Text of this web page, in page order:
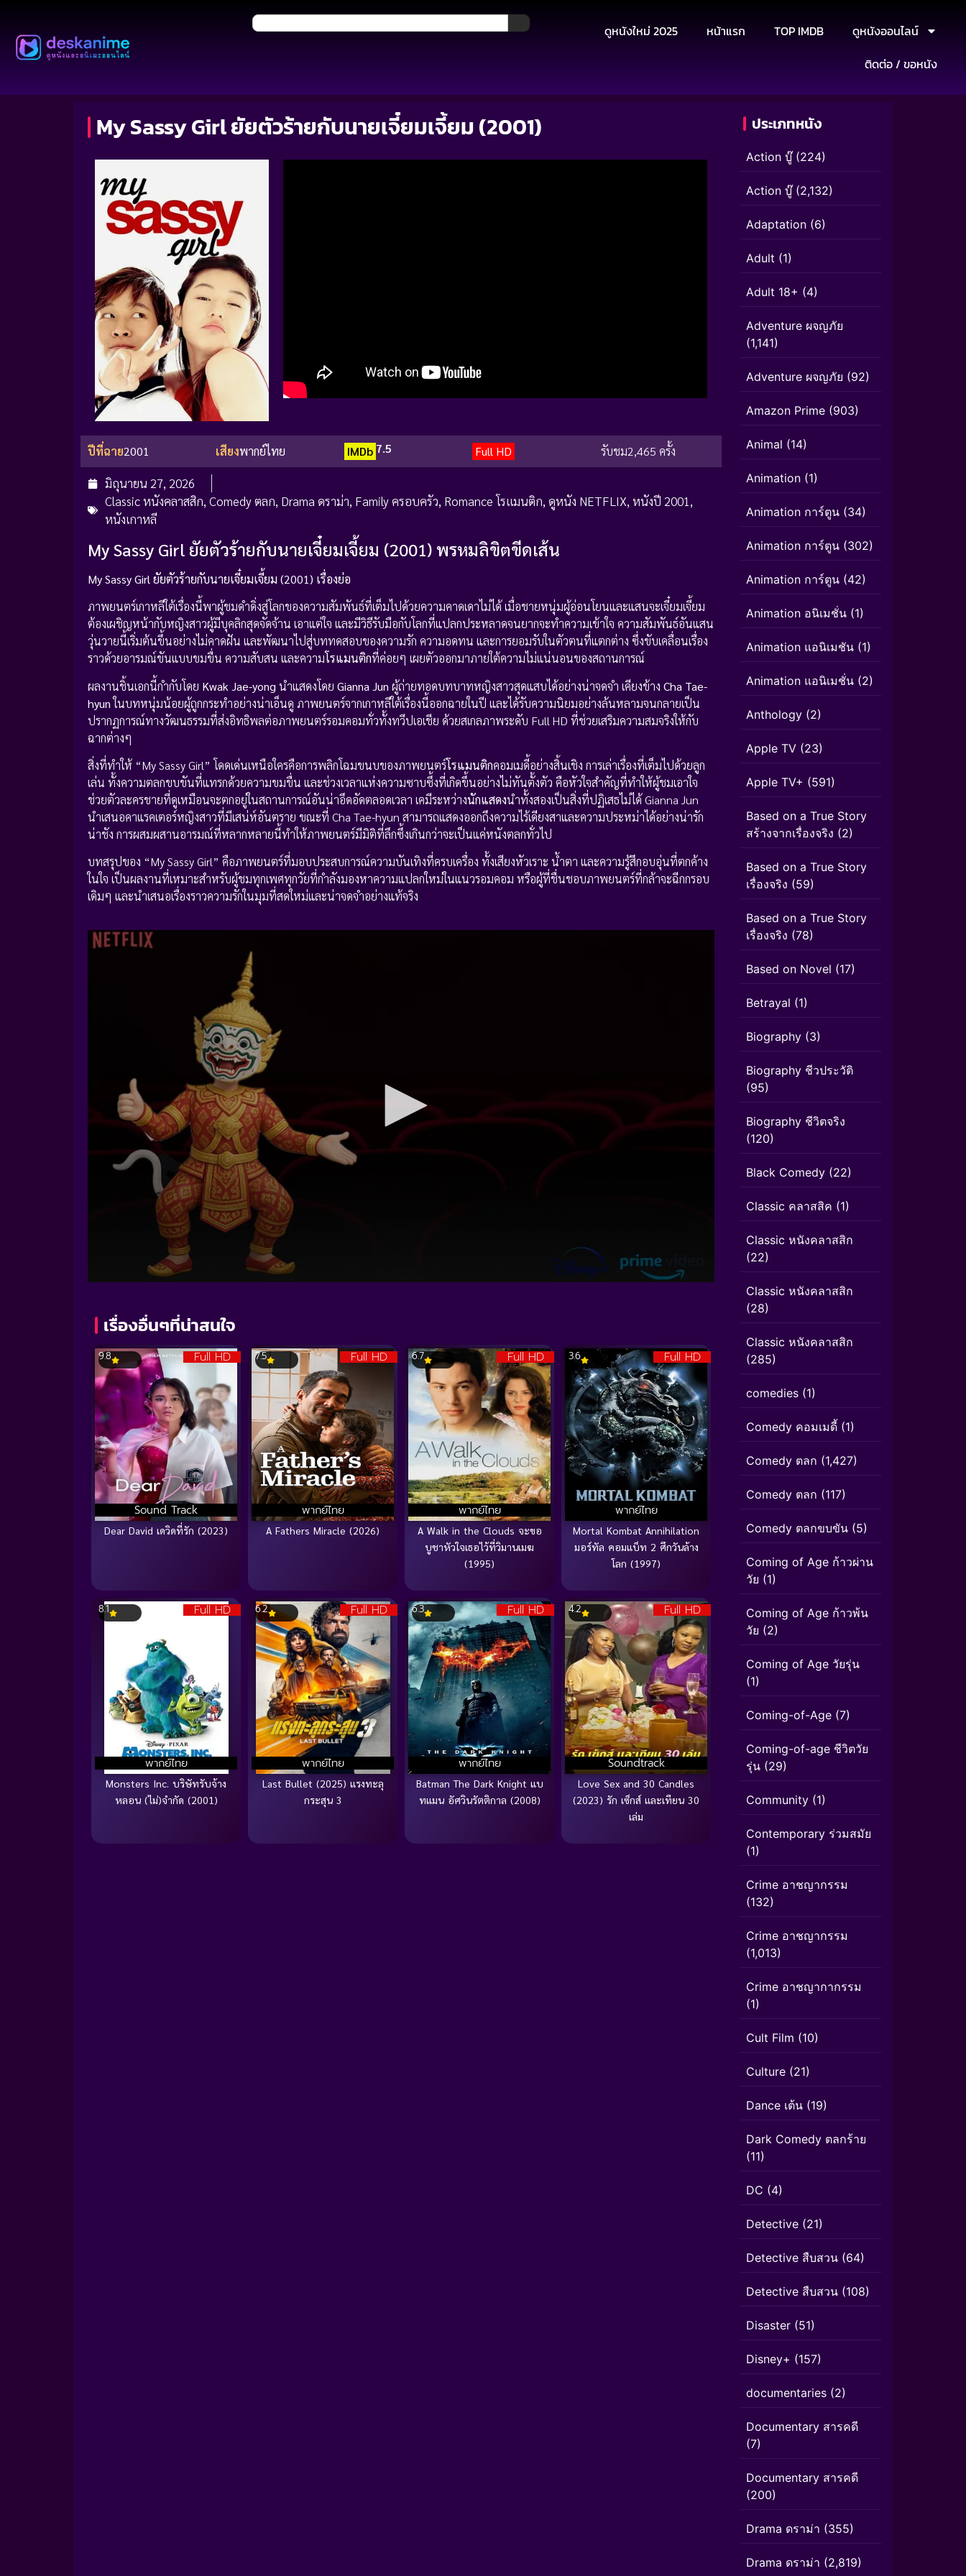
ดูหนังใหม่ 2025 หน้าแรก TOP IMDB
ดูหนังออนไลน์
ติดต่อ / ขอหนัง
My Sassy Girl ยัยตัวร้ายกับนายเจี๋ยมเจี้ยม (2001)
ปีที่ฉาย2001 เสียงพากย์ไทย IMDb 7.5 Full HD รับชม2,465 ครั้ง
มิถุนายน 27, 2026
Classic หนังคลาสสิก, Comedy ตลก, Drama ดราม่า, Family ครอบครัว, Romance โรแมนติก, ดูหนัง NETFLIX, หนังปี 2001,
หนังเกาหลี
My Sassy Girl ยัยตัวร้ายกับนายเจี๋ยมเจี้ยม (2001) พรหมลิขิตขีดเส้น
My Sassy Girl ยัยตัวร้ายกับนายเจี๋ยมเจี้ยม (2001) เรื่องย่อ
ภาพยนตร์เกาหลีใต้เรื่องนี้พาผู้ชมดำดิ่งสู่โลกของความสัมพันธ์ที่เต็มไปด้วยความคาดเดาไม่ได้ เมื่อชายหนุ่มผู้อ่อนโยนและแสนจะเจี๋ยมเจี้ยม
ต้องเผชิญหน้ากับหญิงสาวผู้มีบุคลิกสุดจัดจ้าน เอาแต่ใจ และมีวิธีรับมือกับโลกที่แปลกประหลาดจนยากจะทำความเข้าใจ ความสัมพันธ์อันแสน
วุ่นวายนี้เริ่มต้นขึ้นอย่างไม่คาดฝัน และพัฒนาไปสู่บททดสอบของความรัก ความอดทน และการยอมรับในตัวตนที่แตกต่าง ซึ่งขับเคลื่อนเรื่อง
ราวด้วยอารมณ์ขันแบบขมขื่น ความสับสน และความโรแมนติกที่ค่อยๆ เผยตัวออกมาภายใต้ความไม่แน่นอนของสถานการณ์
ผลงานชิ้นเอกนี้กำกับโดย Kwak Jae-yong นำแสดงโดย Gianna Jun ผู้ถ่ายทอดบทบาทหญิงสาวสุดแสบได้อย่างน่าจดจำ เคียงข้าง Cha Tae-
hyunในบทหนุ่มน้อยผู้ถูกกระทำอย่างน่าเอ็นดู ภาพยนตร์จากเกาหลีใต้เรื่องนี้ออกฉายในปี และได้รับความนิยมอย่างล้นหลามจนกลายเป็น
ปรากฏการณ์ทางวัฒนธรรมที่ส่งอิทธิพลต่อภาพยนตร์รอมคอมทั่วทั้งทวีปเอเชีย ด้วยสเกลภาพระดับ Full HD ที่ช่วยเสริมความสมจริงให้กับ
ฉากต่างๆ
สิ่งที่ทำให้ “My Sassy Girl” โดดเด่นเหนือใครคือการพลิกโฉมขนบของภาพยนตร์โรแมนติกคอมเมดี้อย่างสิ้นเชิง การเล่าเรื่องที่เต็มไปด้วยลูก
เล่น ทั้งความตลกขบขันที่แทรกด้วยความขมขื่น และช่วงเวลาแห่งความซาบซึ้งที่เกิดขึ้นอย่างไม่ทันตั้งตัว คือหัวใจสำคัญที่ทำให้ผู้ชมเอาใจ
ช่วยตัวละครชายที่ดูเหมือนจะตกอยู่ในสถานการณ์อันน่าอึดอัดตลอดเวลา เคมีระหว่างนักแสดงนำทั้งสองเป็นสิ่งที่ปฏิเสธไม่ได้ Gianna Jun
นำเสนอคาแรคเตอร์หญิงสาวที่มีเสน่ห์อันตราย ขณะที่ Cha Tae-hyun สามารถแสดงออกถึงความไร้เดียงสาและความประหม่าได้อย่างน่ารัก
น่าชัง การผสมผสานอารมณ์ที่หลากหลายนี้ทำให้ภาพยนตร์มีมิติที่ลึกซึ้งเกินกว่าจะเป็นแค่หนังตลกทั่วไป
บทสรุปของ “My Sassy Girl” คือภาพยนตร์ที่มอบประสบการณ์ความบันเทิงที่ครบเครื่อง ทั้งเสียงหัวเราะ น้ำตา และความรู้สึกอบอุ่นที่ตกค้าง
ในใจ เป็นผลงานที่เหมาะสำหรับผู้ชมทุกเพศทุกวัยที่กำลังมองหาความแปลกใหม่ในแนวรอมคอม หรือผู้ที่ชื่นชอบภาพยนตร์ที่กล้าจะฉีกกรอบ
เดิมๆ และนำเสนอเรื่องราวความรักในมุมที่สดใหม่และน่าจดจำอย่างแท้จริง
เรื่องอื่นๆที่น่าสนใจ
Full HD
Sound Track
9.8
Dear David เดวิดที่รัก (2023)
Full HD
พากย์ไทย
7.5
A Fathers Miracle (2026)
Full HD
พากย์ไทย
6.7
A Walk in the Clouds จะขอ
บูชาหัวใจเธอไว้ที่วิมานเมฆ
(1995)
Full HD
พากย์ไทย
3.6
Mortal Kombat Annihilation
มอร์ทัล คอมแบ็ท 2 ศึกวันล้าง
โลก (1997)
Full HD
พากย์ไทย
8.1
Monsters Inc. บริษัทรับจ้าง
หลอน (ไม่)จำกัด (2001)
Full HD
พากย์ไทย
6.2
Last Bullet (2025) แรงทะลุ
กระสุน 3
Full HD
พากย์ไทย
6.3
Batman The Dark Knight แบ
ทแมน อัศวินรัตติกาล (2008)
Full HD
Soundtrack
4.2
Love Sex and 30 Candles
(2023) รัก เซ็กส์ และเทียน 30
เล่ม
ประเภทหนัง
Action บู๊(224)
Action บู๊(2,132)
Adaptation (6)
Adult (1)
Adult 18+ (4)
Adventure ผจญภัย
(1,141)
Adventure ผจญภัย (92)
Amazon Prime (903)
Animal (14)
Animation (1)
Animation การ์ตูน (34)
Animation การ์ตูน (302)
Animation การ์ตูน (42)
Animation อนิเมชั่น (1)
Animation แอนิเมชัน (1)
Animation แอนิเมชั่น (2)
Anthology (2)
Apple TV (23)
Apple TV+ (591)
Based on a True Story
สร้างจากเรื่องจริง (2)
Based on a True Story
เรื่องจริง (59)
Based on a True Story
เรื่องจริง (78)
Based on Novel (17)
Betrayal (1)
Biography (3)
Biography ชีวประวัติ
(95)
Biography ชีวิตจริง
(120)
Black Comedy (22)
Classic คลาสสิค (1)
Classic หนังคลาสสิก
(22)
Classic หนังคลาสสิก
(28)
Classic หนังคลาสสิก
(285)
comedies (1)
Comedy คอมเมดี้ (1)
Comedy ตลก (1,427)
Comedy ตลก (117)
Comedy ตลกขบขัน (5)
Coming of Age ก้าวผ่าน
วัย (1)
Coming of Age ก้าวพ้น
วัย (2)
Coming of Age วัยรุ่น
(1)
Coming-of-Age (7)
Coming-of-age ชีวิตวัย
รุ่น (29)
Community (1)
Contemporary ร่วมสมัย
(1)
Crime อาชญากรรม
(132)
Crime อาชญากรรม
(1,013)
Crime อาชญากากรรม
(1)
Cult Film (10)
Culture (21)
Dance เต้น (19)
Dark Comedy ตลกร้าย
(11)
DC (4)
Detective (21)
Detective สืบสวน (64)
Detective สืบสวน (108)
Disaster (51)
Disney+ (157)
documentaries (2)
Documentary สารคดี
(7)
Documentary สารคดี
(200)
Drama ดราม่า (355)
Drama ดราม่า (2,819)